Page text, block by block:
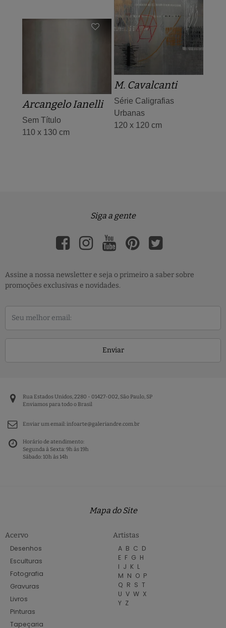
M. Cavalcanti
Série Caligrafias
Urbanas
120 x 120 cm
Arcangelo Ianelli
Sem Título
110 x 130 cm
Siga a gente
Assine a nossa newsletter e seja o primeiro a saber sobre
promoções exclusivas e novidades.
Enviar
Rua Estados Unidos, 2280 - 01427-002, São Paulo, SP
Enviamos para todo o Brasil
Enviar um email:infoarte@galeriandre.com.br
Horário de atendimento:
Segunda à Sexta: 9h às 19h
Sábado: 10h às 14h
Mapa do Site
Acervo
Desenhos
Esculturas
Fotografia
Gravuras
Livros
Pinturas
Tapeçaria
Artistas
A B C D
E F G H
I J K L
M N O P
Q R S T
U V W X
Y Z